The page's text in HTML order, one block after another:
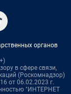
органов
в сфере связи,
(Роскомнадзор)
от 06.02.2023 г.
"ИНТЕРНЕТ